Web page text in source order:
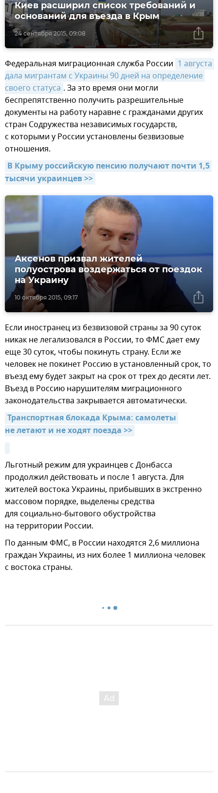
24 сентября 2015, 09:08
Киев расширил список требований и
оснований для въезда в Крым
Федеральная миграционная служба России 1 августа
дала мигрантам с Украины 90 дней на определение
своего статуса . За это время они могли
беспрепятственно получить разрешительные
документы на работу наравне с гражданами других
стран Содружества независимых государств,
с которыми у России установлены безвизовые
отношения.
В Крыму российскую пенсию получают почти 1,5
тысячи украинцев >>
10 октября 2015, 09:17
Аксенов призвал жителей
полуострова воздержаться от поездок
на Украину
Если иностранец из безвизовой страны за 90 суток
никак не легализовался в России, то ФМС дает ему
еще 30 суток, чтобы покинуть страну. Если же
человек не покинет Россию в установленный срок, то
въезд ему будет закрыт на срок от трех до десяти лет.
Въезд в Россию нарушителям миграционного
законодательства закрывается автоматически.
Транспортная блокада Крыма: самолеты
не летают и не ходят поезда >>
Льготный режим для украинцев с Донбасса
продолжил действовать и после 1 августа. Для
жителей востока Украины, прибывших в экстренно
массовом порядке, выделены средства
для социально-бытового обустройства
на территории России.
По данным ФМС, в России находятся 2,6 миллиона
граждан Украины, из них более 1 миллиона человек
с востока страны.